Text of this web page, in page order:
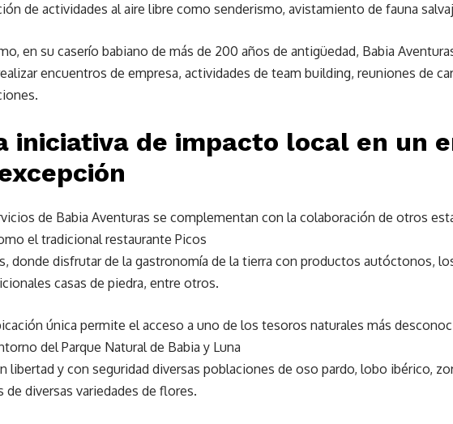
de actividades al aire libre como senderismo, avistamiento de fauna
en su caserío babiano de más de 200 años de antigüedad, Babia
encuentros de empresa, actividades de team building, reuniones de
iniciativa de impacto local en un
de Babia Aventuras se complementan con la colaboración de otros
el tradicional restaurante Picos
donde disfrutar de la gastronomía de la tierra con productos autóctonos,
casas de piedra, entre otros.
única permite el acceso a uno de los tesoros naturales más
del Parque Natural de Babia y Luna
libertad y con seguridad diversas poblaciones de oso pardo, lobo ibérico,
de diversas variedades de flores.